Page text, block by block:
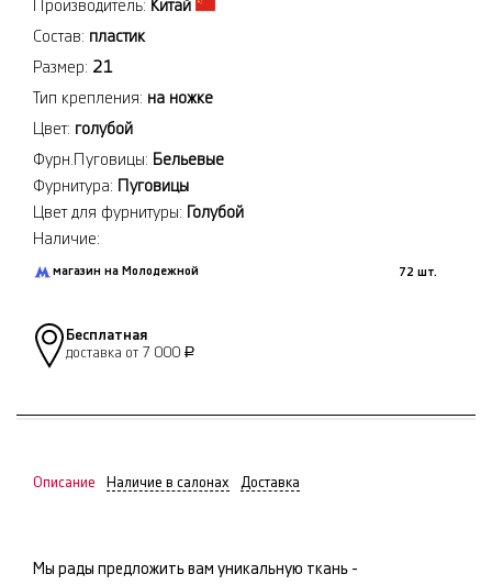
Производитель: Китай
Состав: пластик
Размер: 21
Тип крепления: на ножке
Цвет: голубой
Фурн.Пуговицы: Бельевые
Фурнитура:
Пуговицы
Цвет для фурнитуры:
Голубой
Наличие:
магазин на Молодежной 72 шт.
Бесплатная
доставка от 7 000 Р
Описание Наличие в салонах Доставка
Мы рады предложить вам уникальную ткань -